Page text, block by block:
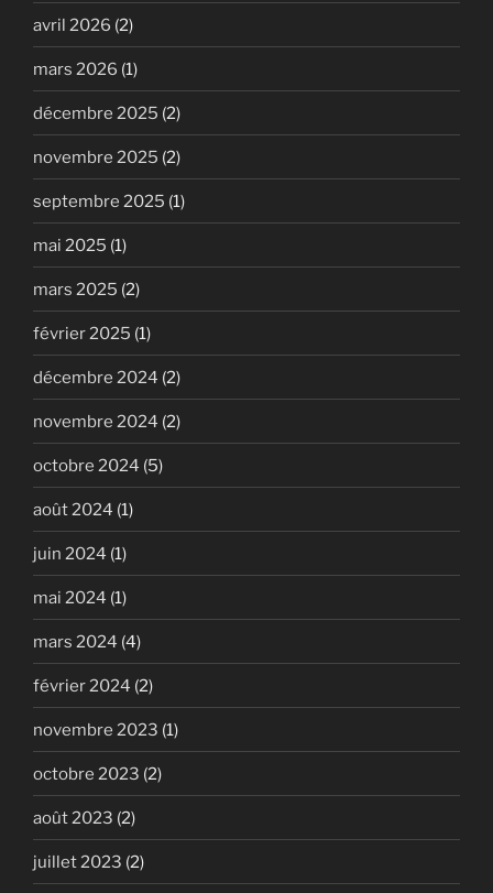
avril 2026 (2)
mars 2026 (1)
décembre 2025 (2)
novembre 2025 (2)
septembre 2025 (1)
mai 2025 (1)
mars 2025 (2)
février 2025 (1)
décembre 2024 (2)
novembre 2024 (2)
octobre 2024 (5)
août 2024 (1)
juin 2024 (1)
mai 2024 (1)
mars 2024 (4)
février 2024 (2)
novembre 2023 (1)
octobre 2023 (2)
août 2023 (2)
juillet 2023 (2)